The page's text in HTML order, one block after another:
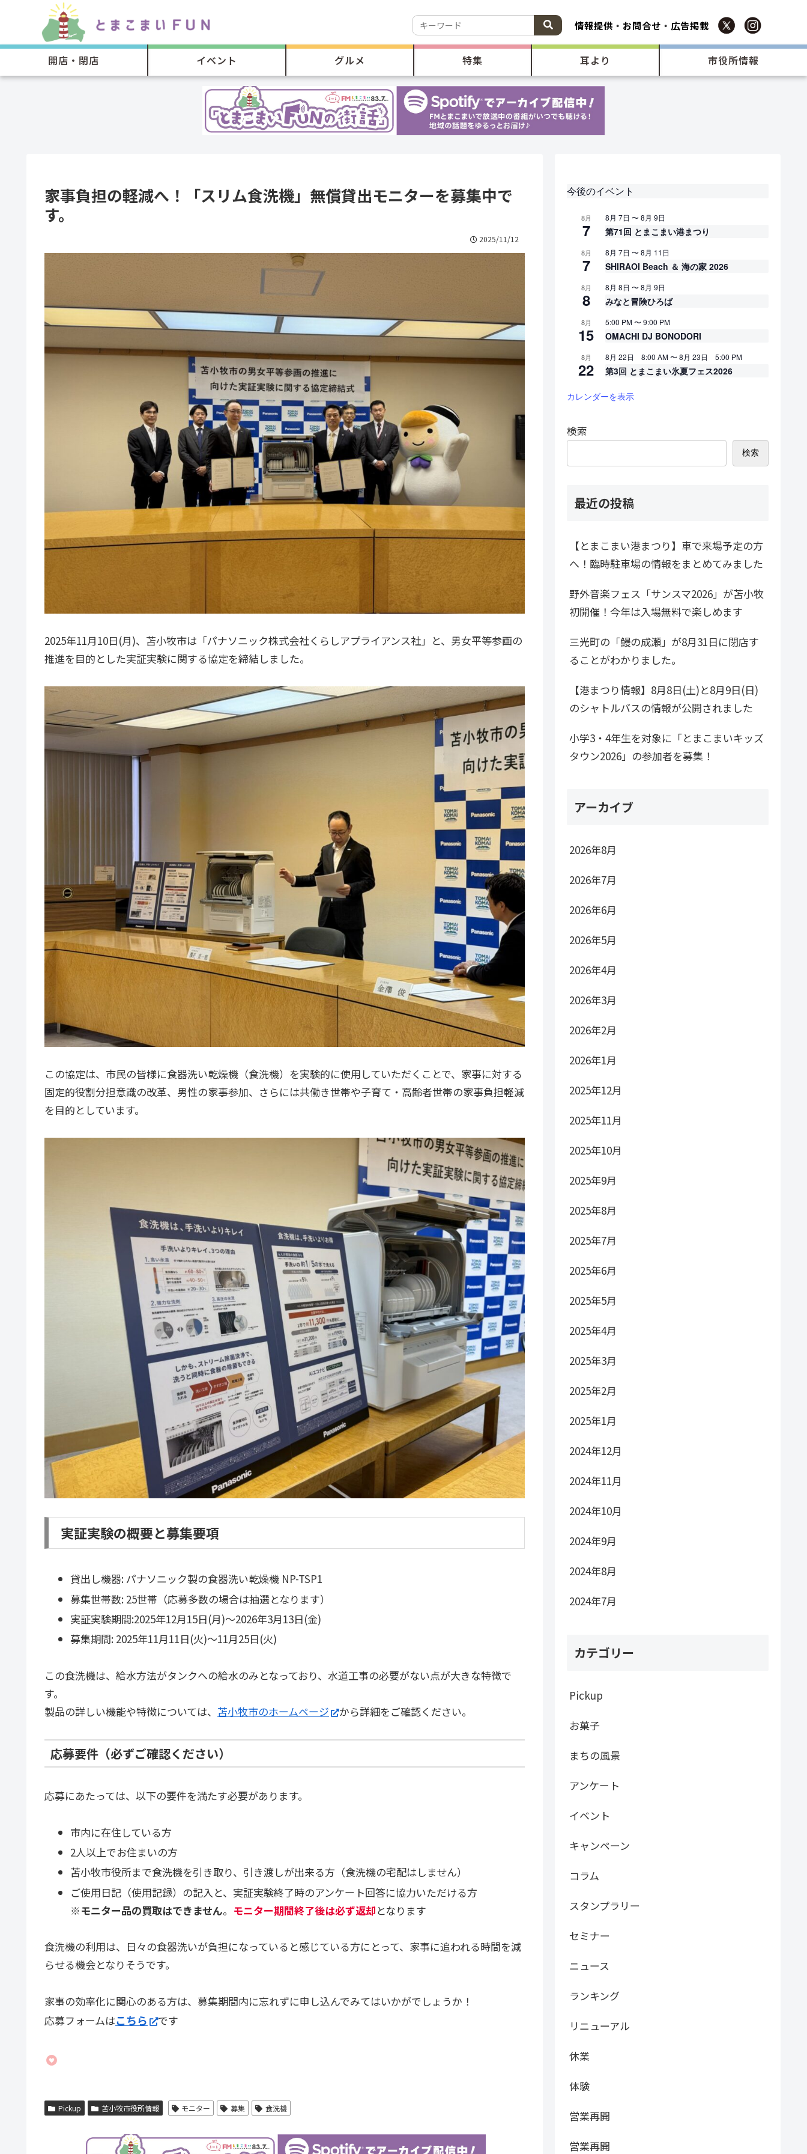
情報提供 ・ お問合せ ・ 広告掲載
開店・閉店 イベント グルメ 特集 耳より 市役所情報
家事負担の軽減へ！「スリム食洗機」無償貸出モニターを募集中で
す。
2025/11/12
2025年11月10日(月)、苫小牧市は「パナソニック株式会社くらしアプライアンス社」と、男女平等参画の
推進を目的とした実証実験に関する協定を締結しました。
この協定は、市民の皆様に食器洗い乾燥機（食洗機）を実験的に使用していただくことで、家事に対する
固定的役割分担意識の改革、男性の家事参加、さらには共働き世帯や子育て・高齢者世帯の家事負担軽減
を目的としています。
実証実験の概要と募集要項
貸出し機器: パナソニック製の食器洗い乾燥機 NP-TSP1
募集世帯数: 25世帯（応募多数の場合は抽選となります）
実証実験期間:2025年12月15日(月)〜2026年3月13日(金)
募集期間: 2025年11月11日(火)〜11月25日(火)
この食洗機は、給水方法がタンクへの給水のみとなっており、水道工事の必要がない点が大きな特徴で
す。
製品の詳しい機能や特徴については、 苫小牧市のホームページ から詳細をご確認ください。
応募要件（必ずご確認ください）
応募にあたっては、以下の要件を満たす必要があります。
市内に在住している方
2人以上でお住まいの方
苫小牧市役所まで食洗機を引き取り、引き渡しが出来る方（食洗機の宅配はしません）
ご使用日記（使用記録）の記入と、実証実験終了時のアンケート回答に協力いただける方
※モニター品の買取はできません。 モニター期間終了後は必ず返却となります
食洗機の利用は、日々の食器洗いが負担になっていると感じている方にとって、家事に追われる時間を減
らせる機会となりそうです。
家事の効率化に関心のある方は、募集期間内に忘れずに申し込んでみてはいかがでしょうか！
応募フォームはこちら です
Pickup 苫小牧市役所情報 モニター 募集 食洗機
今後のイベント
8月
7
8月 7日 〜8月 9日
第71回 とまこまい港まつり
8月
7
8月 7日 〜8月 11日
SHIRAOI Beach ＆ 海の家 2026
8月
8
8月 8日 〜8月 9日
みなと冒険ひろば
8月
15
5:00 PM〜9:00 PM
OMACHI DJ BONODORI
8月
22
8月 22日 8:00 AM〜8月 23日 5:00 PM
第3回 とまこまい氷夏フェス2026
カレンダーを表示
検索
検索
最近の投稿
【とまこまい港まつり】車で来場予定の方
へ！臨時駐車場の情報をまとめてみました
野外音楽フェス「サンスマ2026」が苫小牧
初開催！今年は入場無料で楽しめます
三光町の「鰻の成瀬」が8月31日に閉店す
ることがわかりました。
【港まつり情報】8月8日(土)と8月9日(日)
のシャトルバスの情報が公開されました
小学3・4年生を対象に「とまこまいキッズ
タウン2026」の参加者を募集！
アーカイブ
2026年8月
2026年7月
2026年6月
2026年5月
2026年4月
2026年3月
2026年2月
2026年1月
2025年12月
2025年11月
2025年10月
2025年9月
2025年8月
2025年7月
2025年6月
2025年5月
2025年4月
2025年3月
2025年2月
2025年1月
2024年12月
2024年11月
2024年10月
2024年9月
2024年8月
2024年7月
カテゴリー
Pickup
お菓子
まちの風景
アンケート
イベント
キャンペーン
コラム
スタンプラリー
セミナー
ニュース
ランキング
リニューアル
休業
体験
営業再開
営業再開